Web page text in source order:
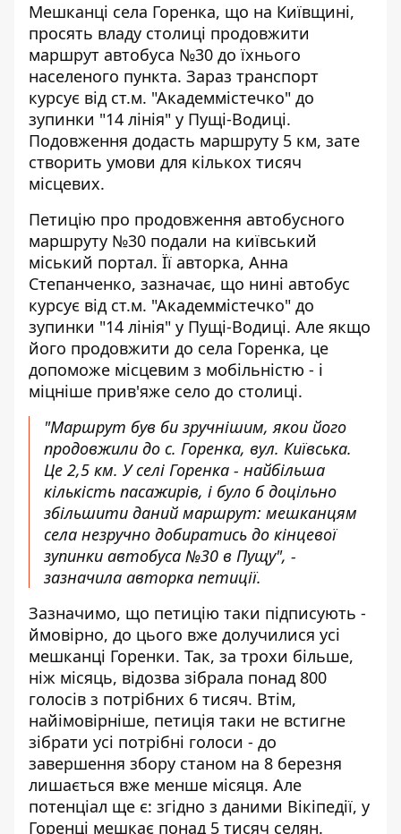
Мешканці села Горенка, що на Київщині,
просять владу столиці продовжити
маршрут автобуса №30 до їхнього
населеного пункта. Зараз транспорт
курсує від ст.м. "Академмістечко" до
зупинки "14 лінія" у Пущі-Водиці.
Подовження додасть маршруту 5 км, зате
створить умови для кількох тисяч
місцевих.
Петицію про продовження автобусного
маршруту №30 подали на київський
міський портал. Її авторка, Анна
Степанченко, зазначає, що нині автобус
курсує від ст.м. "Академмістечко" до
зупинки "14 лінія" у Пущі-Водиці. Але якщо
його продовжити до села Горенка, це
допоможе місцевим з мобільністю - і
міцніше прив'яже село до столиці.
"Маршрут був би зручнішим, якои його
продовжили до с. Горенка, вул. Київська.
Це 2,5 км. У селі Горенка - найбільша
кількість пасажирів, і було б доцільно
збільшити даний маршрут: мешканцям
села незручно добиратись до кінцевої
зупинки автобуса №30 в Пущу", -
зазначила авторка петиції.
Зазначимо, що петицію таки підписують -
ймовірно, до цього вже долучилися усі
мешканці Горенки. Так, за трохи більше,
ніж місяць, відозва зібрала понад 800
голосів з потрібних 6 тисяч. Втім,
найімовірніше, петиція таки не встигне
зібрати усі потрібні голоси - до
завершення збору станом на 8 березня
лишається вже менше місяця. Але
потенціал ще є: згідно з даними Вікіпедії, у
Горенці мешкає понад 5 тисяч селян.